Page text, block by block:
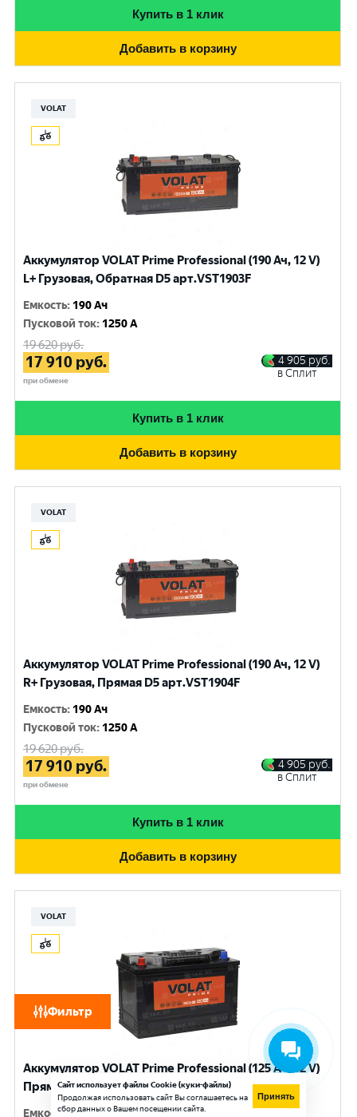
Фильтр
Купить в 1 клик
Добавить в корзину
VOLAT
Аккумулятор VOLAT Prime Professional (190 Ач, 12 V)
L+ Грузовая, Обратная D5 арт.VST1903F
Емкость: 190 Ач
Пусковой ток: 1250 A
19 620руб.
17 910 руб.
при обмене
4 905 руб.
в Сплит
Купить в 1 клик
Добавить в корзину
VOLAT
Аккумулятор VOLAT Prime Professional (190 Ач, 12 V)
R+ Грузовая, Прямая D5 арт.VST1904F
Емкость: 190 Ач
Пусковой ток: 1250 A
19 620руб.
17 910 руб.
при обмене
4 905 руб.
в Сплит
Купить в 1 клик
Добавить в корзину
VOLAT
Аккумулятор VOLAT Prime Professional (125 Ач, 12 V)
Прямая, L+ D2 арт.VST1251
Емкость:125 Ач
Сайт использует файлы Cookie (куки-файлы)
Продолжая использовать сайт Вы соглашаетесь на
сбор данных о Вашем посещении сайта.
Принять